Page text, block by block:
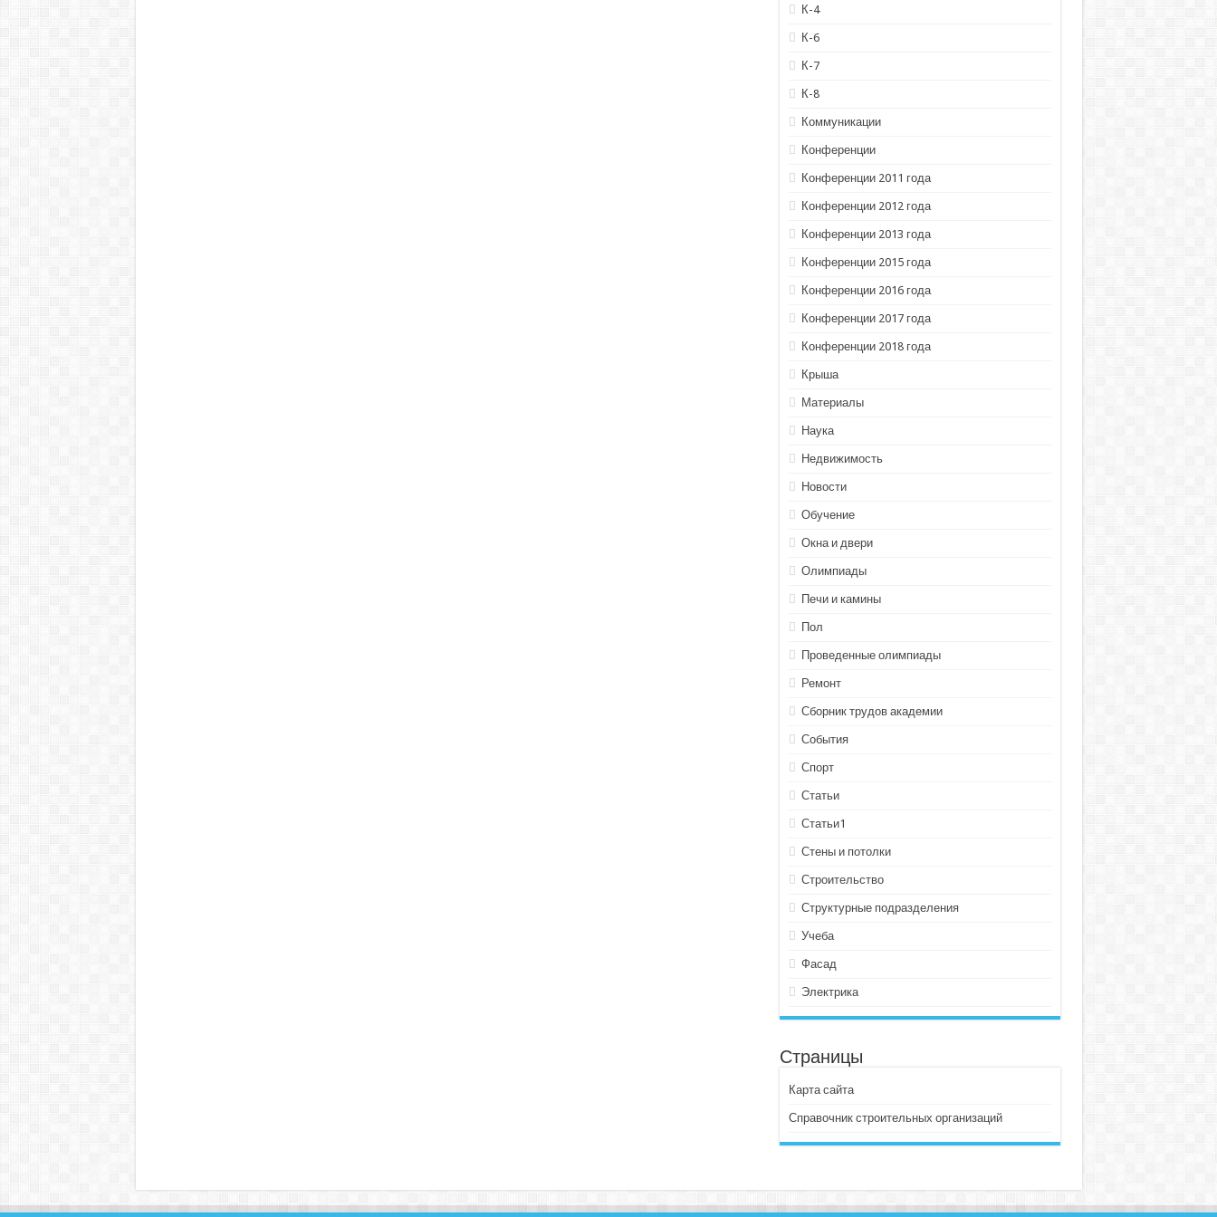
К-4
К-6
К-7
К-8
Коммуникации
Конференции
Конференции 2011 года
Конференции 2012 года
Конференции 2013 года
Конференции 2015 года
Конференции 2016 года
Конференции 2017 года
Конференции 2018 года
Крыша
Материалы
Наука
Недвижимость
Новости
Обучение
Окна и двери
Олимпиады
Печи и камины
Пол
Проведенные олимпиады
Ремонт
Сборник трудов академии
События
Спорт
Статьи
Статьи1
Стены и потолки
Строительство
Структурные подразделения
Учеба
Фасад
Электрика
Страницы
Карта сайта
Справочник строительных организаций